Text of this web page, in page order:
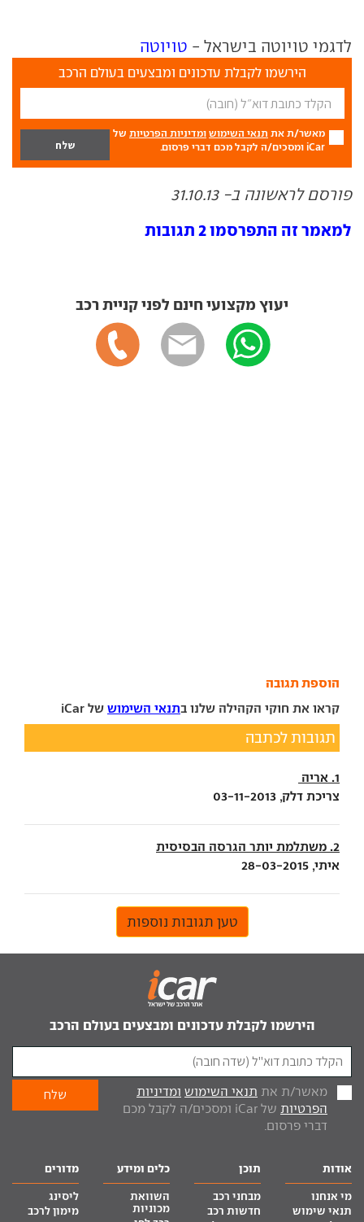
לדגמי טויוטה בישראל - טויוטה
הירשמו לקבלת עדכונים ומבצעים בעולם הרכב
מאשר/ת את תנאי השימוש ומדיניות הפרטיות של
iCar ומסכים/ה לקבל מכם דברי פרסום.
פורסם לראשונה ב- 31.10.13
למאמר זה התפרסמו 2 תגובות
יעוץ מקצועי חינם לפני קניית רכב
הוספת תגובה
קראו את חוקי הקהילה שלנו בתנאי השימוש של iCar
תגובות לכתבה
1. אריה
צריכת דלק, 03-11-2013
2. משתלמת יותר הגרסה הבסיסית
איתי, 28-03-2015
טען תגובות נוספות
הירשמו לקבלת עדכונים ומבצעים בעולם הרכב
מאשר/ת את תנאי השימוש ומדיניות
הפרטיות
של iCar ומסכים/ה לקבל מכם
דברי פרסום.
אודות
מי אנחנו
תנאי שימוש
תוכן
מבחני רכב
חדשות רכב
כלים ומידע
השוואת
מכוניות
מדורים
ליסינג
מימון לרכב